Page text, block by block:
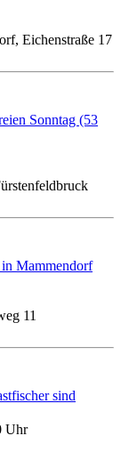
Eichenstraße 17
Sonntag (53
Mammendorf
11
sind
Uhr